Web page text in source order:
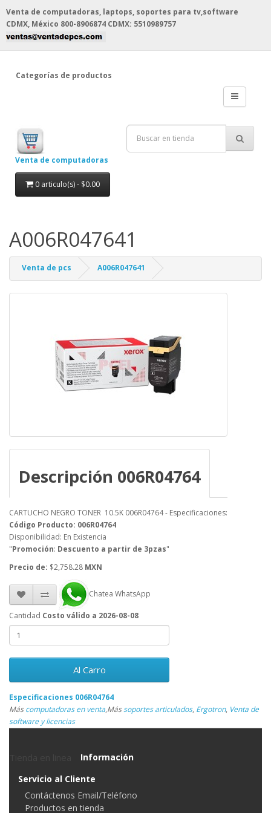
Venta de computadoras, laptops, soportes para tv,software
CDMX, México 800-8906874 CDMX: 5510989757
Categorías de productos
Venta de computadoras
0 articulo(s) - $0.00
A006R047641
Venta de pcs A006R047641
Descripción 006R04764
CARTUCHO NEGRO TONER 10.5K 006R04764 - Especificaciones:
Código Producto: 006R04764
Disponibilidad: En Existencia
"Promoción: Descuento a partir de 3pzas"
Precio de: $2,758.28 MXN
Chatea WhatsApp
Cantidad Costo válido a 2026-08-08
Al Carro
Especificaciones 006R04764
Máscomputadoras en venta,Mássoportes articulados, Ergotron, Venta de
software y licencias
Información
Servicio al Cliente
Contáctenos Email/Teléfono
Productos en tienda